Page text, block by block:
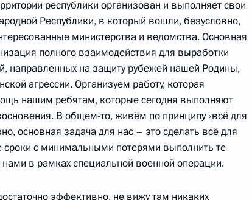
Совета Безопасности
1
области Владимиром
4
республики организован и выполняет свои
Республики, в который вошли, безусловно,
министерства и ведомства. Основная
полного взаимодействия для выработки
направленных на защиту рубежей нашей Родины,
агрессии. Организуем работу, которая
нашим ребятам, которые сегодня выполняют
В общем-то, живём по принципу «всё для
основная задача для нас – это сделать всё для
с минимальными потерями выполнить те
в рамках специальной военной операции.
эффективно, не вижу там никаких